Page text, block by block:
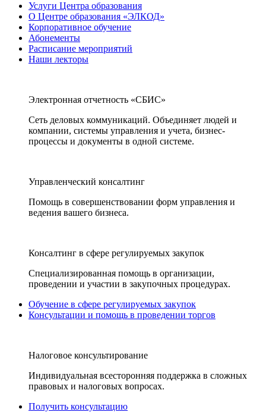
Услуги Центра образования
О Центре образования «ЭЛКОД»
Корпоративное обучение
Абонементы
Расписание мероприятий
Наши лекторы
Электронная отчетность «СБИС»
Сеть деловых коммуникаций. Объединяет людей и
компании, системы управления и учета, бизнес-
процессы и документы в одной системе.
Управленческий консалтинг
Помощь в совершенствовании форм управления и
ведения вашего бизнеса.
Консалтинг в сфере регулируемых закупок
Специализированная помощь в организации,
проведении и участии в закупочных процедурах.
Обучение в сфере регулируемых закупок
Консультации и помощь в проведении торгов
Налоговое консультирование
Индивидуальная всесторонняя поддержка в сложных
правовых и налоговых вопросах.
Получить консультацию